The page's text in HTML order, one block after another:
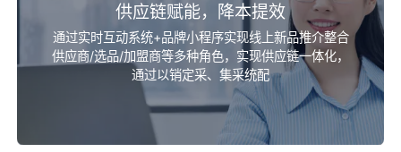
供应链赋能，降本提效
通过实时互动系统+品牌小程序实现线上新品推介整合
供应商/选品/加盟商等多种角色，实现供应链一体化，
通过以销定采、集采统配